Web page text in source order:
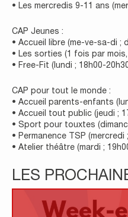
• Les mercredis 9-11 ans
CAP Jeunes :
• Accueil libre (me-ve-sa-di ;
• Les sorties (1 fois par
• Free-Fit (lundi ; 18h00-
CAP pour tout le monde :
• Accueil parents-enfants
• Accueil tout public (jeudi ;
• Sport pour touxtes
• Permanence TSP (mercredi
• Atelier théâtre (mardi ;
LES